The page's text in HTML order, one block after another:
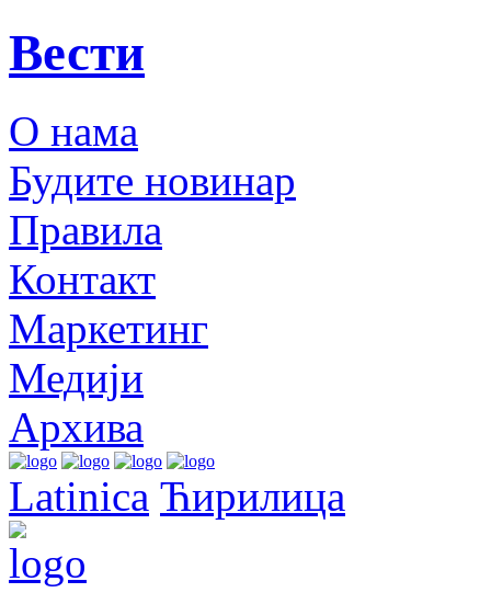
Вести
О нама
Будите новинар
Правила
Контакт
Маркетинг
Медији
Архива
Latinica Ћирилица